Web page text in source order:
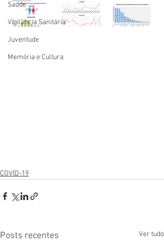
Saúde
Vigilãncia Sanitária
Juventude
Memória e Cultura
COVID-19
Posts recentes Ver tudo